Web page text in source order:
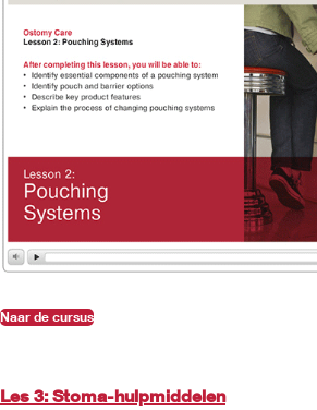
Naar de cursus
Les 3: Stoma-hulpmiddelen